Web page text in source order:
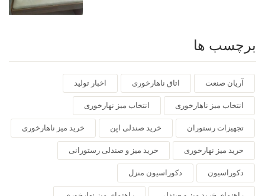
برچسب ها
آریان صنعت اتاق ناهارخوری اخبار تولید
انتخاب میز ناهارخوری انتخاب میز نهارخوری
تجهیزات رستوران خرید صندلی اپن خرید میز ناهارخوری
خرید میز نهارخوری خرید میز و صندلی رستورانی
دکوراسیون دکوراسیون منزل